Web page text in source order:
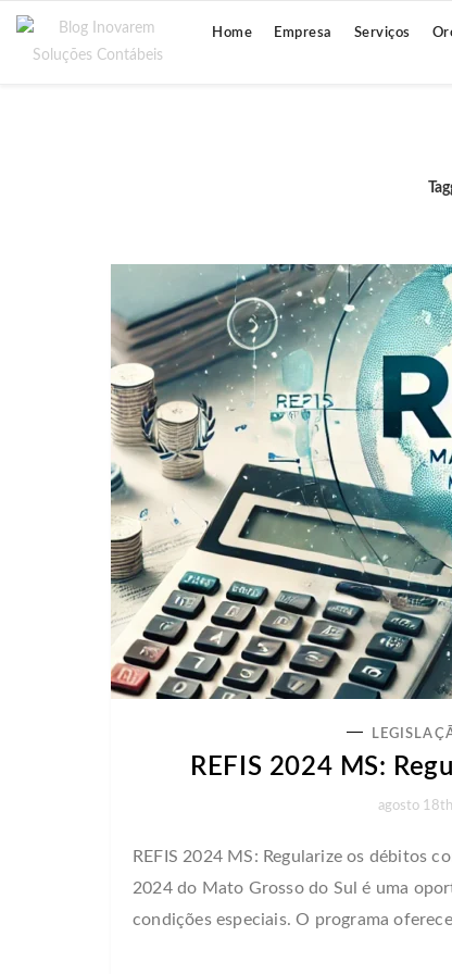
Home Empresa Serviços
REFIS 2024 MS:
agosto
REFIS 2024 MS: Regularize os débitos
2024 do Mato Grosso do Sul é uma
condições especiais. O programa